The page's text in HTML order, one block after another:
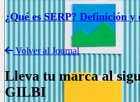
¿Qué es SERP? Definición
Volver al Journal
Lleva tu marca al
GILBI